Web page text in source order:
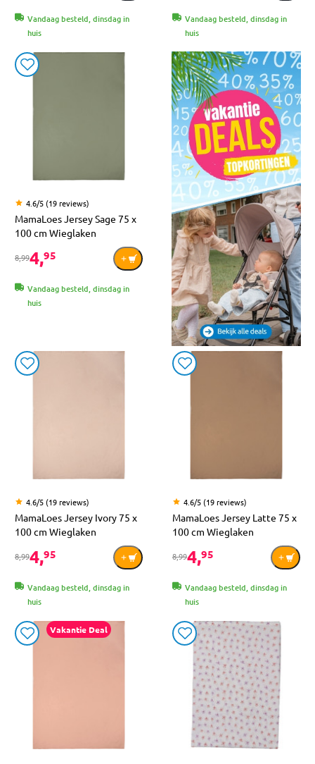
Vandaag besteld, dinsdag in
huis
Vandaag besteld, dinsdag in
huis
4.6/5 (19 reviews)
MamaLoes Jersey Sage 75 x
100 cm Wieglaken
8,994,95
Vandaag besteld, dinsdag in
huis
4.6/5 (19 reviews)
MamaLoes Jersey Ivory 75 x
100 cm Wieglaken
8,994,95
Vandaag besteld, dinsdag in
huis
4.6/5 (19 reviews)
MamaLoes Jersey Latte 75 x
100 cm Wieglaken
8,994,95
Vandaag besteld, dinsdag in
huis
Vakantie Deal